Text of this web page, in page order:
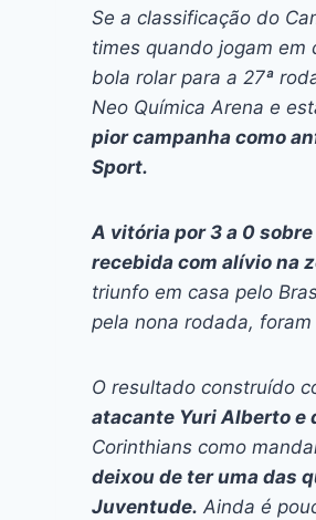
c
e
b
o
o
s
s
e
n
g
at
s
A
p
p
e
a
d
s
Se a classificação do
times quando jogam em
bola rolar para a 27ª
Neo Química Arena e
pior campanha como
Sport.
A vitória por 3 a 0
recebida com alívio na
triunfo em casa pelo
pela nona rodada,
O resultado construído
atacante Yuri Alberto e
Corinthians como
deixou de ter uma das
Juventude. Ainda é